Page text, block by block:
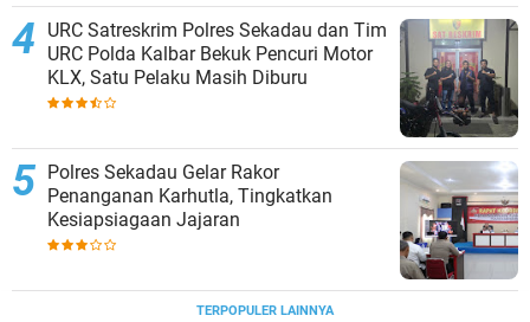
URC Satreskrim Polres Sekadau dan Tim
URC Polda Kalbar Bekuk Pencuri Motor
KLX, Satu Pelaku Masih Diburu
Polres Sekadau Gelar Rakor
Penanganan Karhutla, Tingkatkan
Kesiapsiagaan Jajaran
TERPOPULER LAINNYA